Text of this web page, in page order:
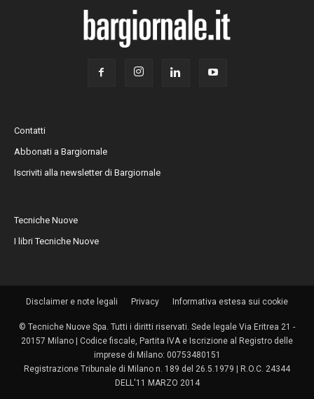
Contatti
Abbonati a Bargiornale
Iscriviti alla newsletter di Bargiornale
Tecniche Nuove
I libri Tecniche Nuove
Disclaimer e note legali Privacy Informativa estesa sui cookie
© Tecniche Nuove Spa. Tutti i diritti riservati. Sede legale Via Eritrea 21 -
20157 Milano | Codice fiscale, Partita IVA e Iscrizione al Registro delle
imprese di Milano: 00753480151
Registrazione Tribunale di Milano n. 189 del 26.5.1979 | R.O.C. 24344
DELL'11 MARZO 2014